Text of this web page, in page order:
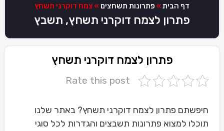
דף הבית » פתרונות תשחצים » צמח דוקרני תשחץ
פתרון לצמח דוקרני תשחץ, תשבץ
פתרון לצמח דוקרני תשחץ
Rate this post
חיפשתם פתרון לצמח דוקרני תשחץ? באתר שלנו
תוכלו למצוא פתרונות תשבצים והגדרות לכל סוגי